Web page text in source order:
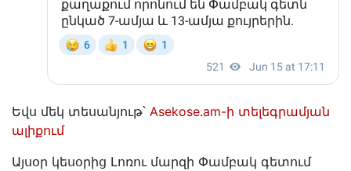
Եվս մեկ տեսանյութ՝ Asekose.am-ի տելեգրամյան
ալիքում
Այսօր կեսօրից Լոռու մարզի Փամբակ գետում